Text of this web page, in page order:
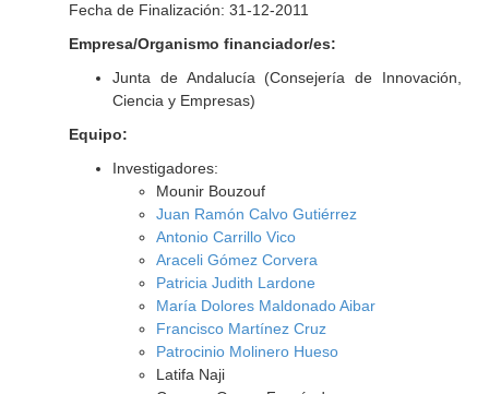
Fecha de Finalización: 31-12-2011
Empresa/Organismo financiador/es:
Junta de Andalucía (Consejería de Innovación,
Ciencia y Empresas)
Equipo:
Investigadores:
Mounir Bouzouf
Juan Ramón Calvo Gutiérrez
Antonio Carrillo Vico
Araceli Gómez Corvera
Patricia Judith Lardone
María Dolores Maldonado Aibar
Francisco Martínez Cruz
Patrocinio Molinero Hueso
Latifa Naji